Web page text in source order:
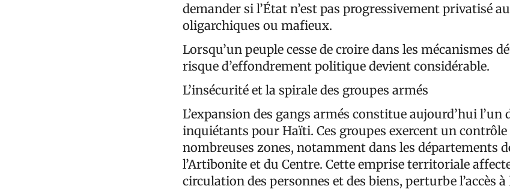
demander si l’État n’est pas progressivement privatisé
oligarchiques ou mafieux.
Lorsqu’un peuple cesse de croire dans les mécanismes
risque d’effondrement politique devient considérable.
L’insécurité et la spirale des groupes armés
L’expansion des gangs armés constitue aujourd’hui l’un
inquiétants pour Haïti. Ces groupes exercent un
nombreuses zones, notamment dans les départements
l’Artibonite et du Centre. Cette emprise territoriale
circulation des personnes et des biens, perturbe l’accès